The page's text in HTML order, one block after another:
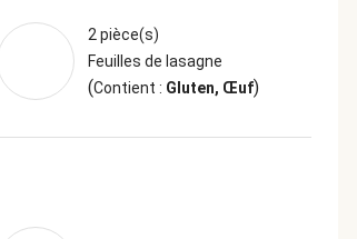
2 pièce(s)
Feuilles de lasagne
(Contient : Gluten, Œuf)